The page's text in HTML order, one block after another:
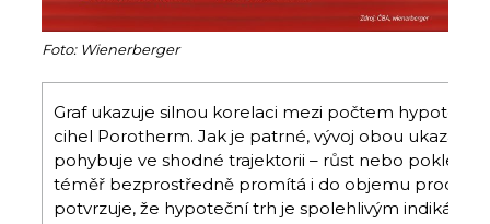
Foto: Wienerberger
Graf ukazuje silnou korelaci mezi počtem hypoték
cihel Porotherm. Jak je patrné, vývoj obou
pohybuje ve shodné trajektorii – růst nebo pokles
téměř bezprostředně promítá i do objemu prodeje
potvrzuje, že hypoteční trh je spolehlivým